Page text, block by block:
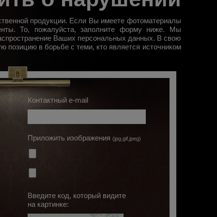
продукции. Если Вы имеете фотоматериалы
То, пожалуйста, заполните форму ниже. Мы
Ваших персональных данных. В свою
позицию в борьбе с теми, кто является источником
Контактный e-mail
Приложить изображения (jpg,gif,jpeg)
Введите код, который видите
на картинке: